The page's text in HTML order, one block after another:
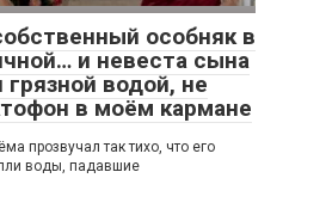
особняк в
и невеста сына
водой, не
в моём кармане
прозвучал так тихо, что его
воды, падавшие